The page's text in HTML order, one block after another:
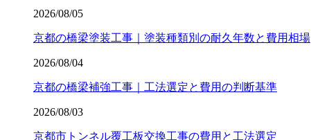
2026/08/05
京都の橋梁塗装工事｜塗装種類別の耐久年数と費用相場
2026/08/04
京都の橋梁補強工事｜工法選定と費用の判断基準
2026/08/03
京都市トンネル覆工板交換工事の費用と工法選定